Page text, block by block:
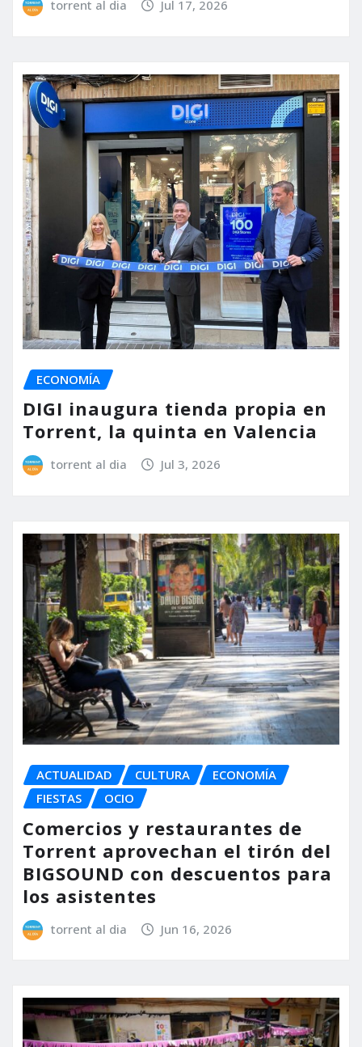
torrent al dia Jul 17, 2026
ECONOMÍA
DIGI inaugura tienda propia en
Torrent, la quinta en Valencia
torrent al dia Jul 3, 2026
ACTUALIDAD CULTURA
ECONOMÍA
FIESTAS
OCIO
Comercios y restaurantes de
Torrent aprovechan el tirón del
BIGSOUND con descuentos para
los asistentes
torrent al dia Jun 16, 2026